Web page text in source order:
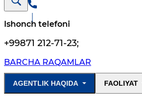
Ishonch telefoni
+99871 212-71-23;
BARCHA RAQAMLAR
AGENTLIK HAQIDA FAOLIYAT